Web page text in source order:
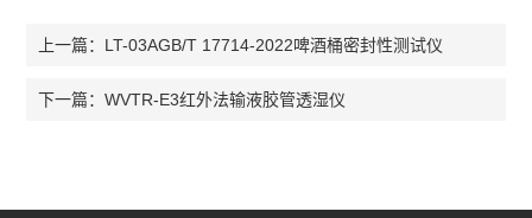
上一篇： LT-03AGB/T 17714-2022啤酒桶密封性测试仪
下一篇：WVTR-E3红外法输液胶管透湿仪